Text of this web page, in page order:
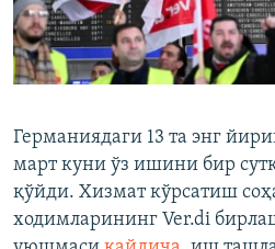
Германиядаги 13 та энг
март куни ўз ишини бир
қўйди. Хизмат кўрсатиш
ходимларининг Ver.di